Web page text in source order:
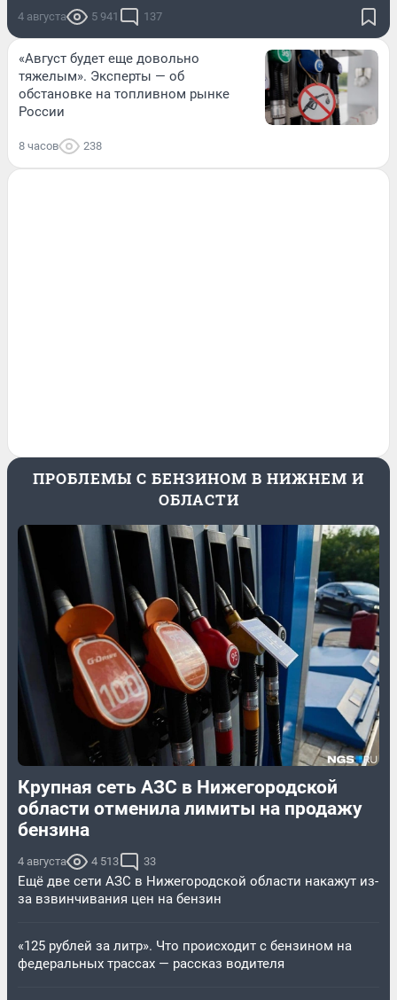
4 августа 5 941 137
«Август будет еще довольно
тяжелым». Эксперты — об
обстановке на топливном рынке
России
8 часов 238
ПРОБЛЕМЫ С БЕНЗИНОМ В НИЖНЕМ И
ОБЛАСТИ
Крупная сеть АЗС в Нижегородской
области отменила лимиты на продажу
бензина
4 августа 4 513 33
Ещё две сети АЗС в Нижегородской области накажут из-
за взвинчивания цен на бензин
«125 рублей за литр». Что происходит с бензином на
федеральных трассах — рассказ водителя